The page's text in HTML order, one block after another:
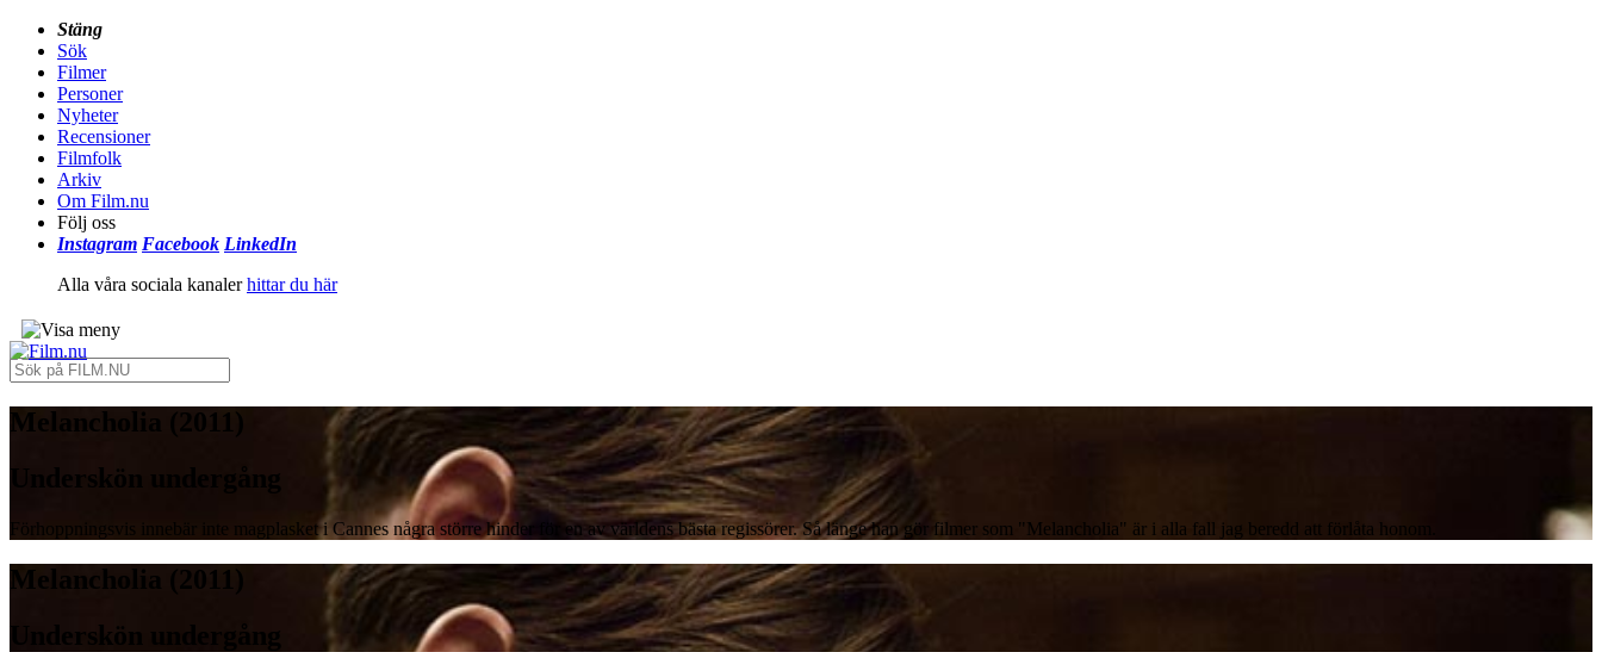
Stäng
Sök
Filmer
Personer
Nyheter
Recensioner
Filmfolk
Arkiv
Om Film.nu
Följ oss
Instagram Facebook LinkedIn
Alla våra sociala kanalerhittar du här
Melancholia (2011)
Underskön undergång
Förhoppningsvis innebär inte magplasket i Cannes några större hinder för en av världens bästa regissörer. Så länge han gör filmer som "Melancholia" är i alla fall jag beredd att förlåta honom.
Melancholia (2011)
Underskön undergång